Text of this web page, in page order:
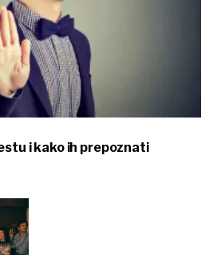
i kako ih prepoznati